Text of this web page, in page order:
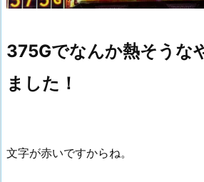
375Gでなんか熱そうな
ました！
文字が赤いですからね。